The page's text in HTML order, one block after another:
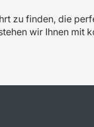
zu finden, die
wir Ihnen mit